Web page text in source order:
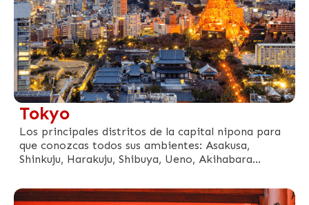
Tokyo
Los principales distritos de la capital nipona para
que conozcas todos sus ambientes: Asakusa,
Shinkuju, Harakuju, Shibuya, Ueno, Akihabara...